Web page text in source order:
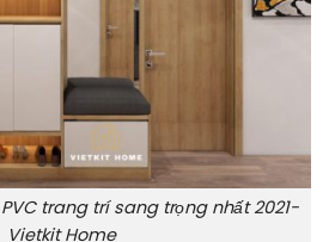
trang trí sang trọng nhất 2021-
Vietkit Home